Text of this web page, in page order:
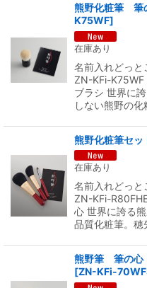
熊野化粧筆 筆
K75WF]
在庫あり
名前入れどっ
ZN-KFi-
ブラシ 世界に
しない熊野の
熊野化粧筆セ
在庫あり
名前入れどっ
ZN-KFi-
心 世界に誇る
品質化粧筆。
熊野筆 筆の心
[ZN-KFi-